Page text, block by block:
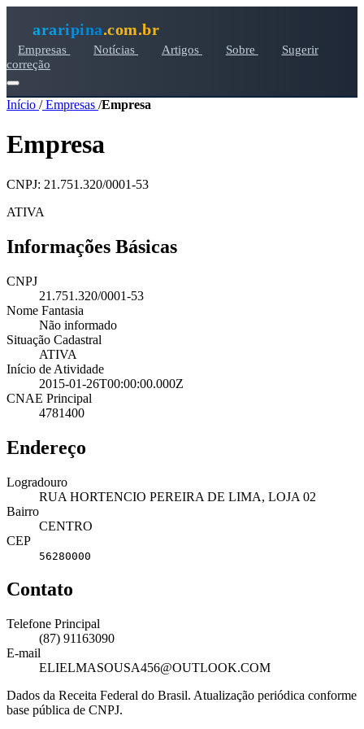
araripina.com.br
Empresas Notícias Artigos Sobre
Sugerir
correção
Início /Empresas /Empresa
Empresa
CNPJ: 21.751.320/0001-53
ATIVA
Informações Básicas
CNPJ
21.751.320/0001-53
Nome Fantasia
Não informado
Situação Cadastral
ATIVA
Início de Atividade
2015-01-26T00:00:00.000Z
CNAE Principal
4781400
Endereço
Logradouro
RUA HORTENCIO PEREIRA DE LIMA, LOJA 02
Bairro
CENTRO
CEP
56280000
Contato
Telefone Principal
(87) 91163090
E-mail
ELIELMASOUSA456@OUTLOOK.COM
Dados da Receita Federal do Brasil. Atualização periódica conforme
base pública de CNPJ.